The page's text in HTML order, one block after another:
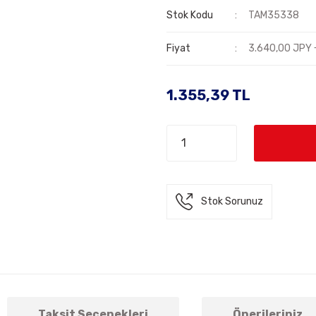
Stok Kodu TAM35338
Fiyat 3.640,00 JPY
1.355,39 TL
Stok Sorunuz